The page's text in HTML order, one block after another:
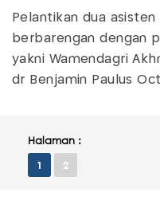
Pelantikan dua
berbarengan dengan
yakni Wamendagri
dr Benjamin Paulus
Halaman :
1 2